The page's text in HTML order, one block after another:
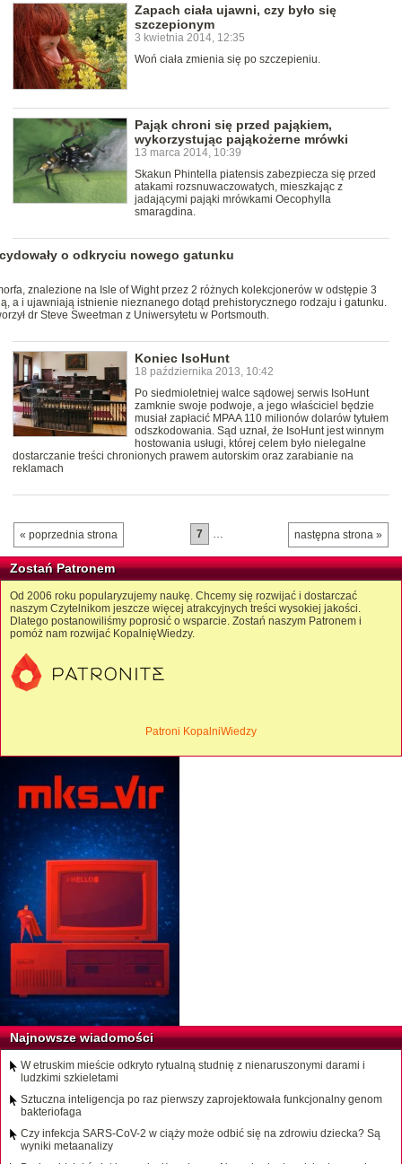
Zapach ciała ujawni, czy było się
szczepionym
3 kwietnia 2014, 12:35
Woń ciała zmienia się po szczepieniu.
Pająk chroni się przed pająkiem,
wykorzystując pająkożerne mrówki
13 marca 2014, 10:39
Skakun Phintella piatensis zabezpiecza się przed
atakami rozsnuwaczowatych, mieszkając z
jadającymi pająki mrówkami Oecophylla
smaragdina.
o odkryciu nowego gatunku
znalezione na Isle of Wight przez 2 różnych kolekcjonerów w odstępie 3
a i ujawniają istnienie nieznanego dotąd prehistorycznego rodzaju i gatunku.
dr Steve Sweetman z Uniwersytetu w Portsmouth.
Koniec IsoHunt
18 października 2013, 10:42
Po siedmioletniej walce sądowej serwis IsoHunt
zamknie swoje podwoje, a jego właściciel będzie
musiał zapłacić MPAA 110 milionów dolarów tytułem
odszkodowania. Sąd uznał, że IsoHunt jest winnym
hostowania usługi, której celem było nielegalne
dostarczanie treści chronionych prawem autorskim oraz zarabianie na
reklamach
« poprzednia strona następna strona »
7 …
Zostań Patronem
Od 2006 roku popularyzujemy naukę. Chcemy się rozwijać i dostarczać
naszym Czytelnikom jeszcze więcej atrakcyjnych treści wysokiej jakości.
Dlatego postanowiliśmy poprosić o wsparcie. Zostań naszym Patronem i
pomóż nam rozwijać KopalnięWiedzy.
Patroni KopalniWiedzy
Najnowsze wiadomości
W etruskim mieście odkryto rytualną studnię z nienaruszonymi darami i
ludzkimi szkieletami
Sztuczna inteligencja po raz pierwszy zaprojektowała funkcjonalny genom
bakteriofaga
Czy infekcja SARS-CoV-2 w ciąży może odbić się na zdrowiu dziecka? Są
wyniki metaanalizy